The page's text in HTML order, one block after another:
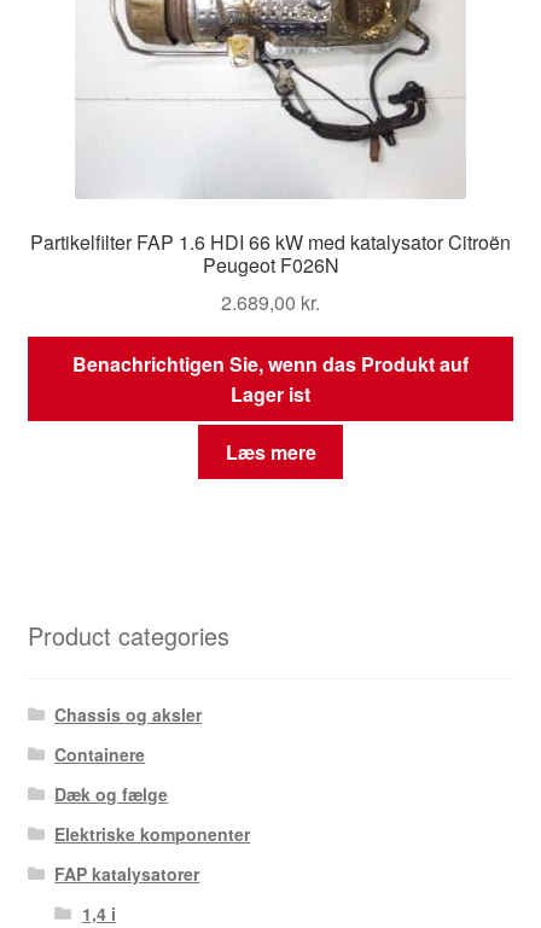
Partikelfilter FAP 1.6 HDI 66 kW med katalysator Citroën
Peugeot F026N
2.689,00 kr.
Benachrichtigen Sie, wenn das Produkt auf
Lager ist
Læs mere
Product categories
Chassis og aksler
Containere
Dæk og fælge
Elektriske komponenter
FAP katalysatorer
1,4 i